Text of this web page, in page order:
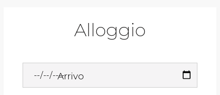
Alloggio
Arrivo